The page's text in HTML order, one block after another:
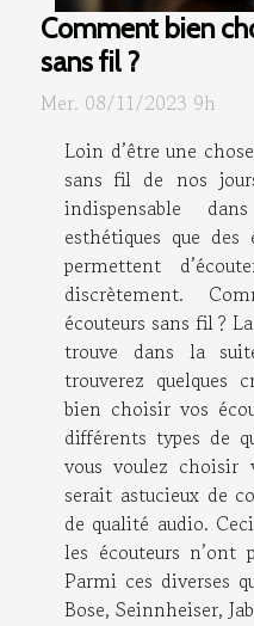
Comment bien
sans fil ?
Mer. 08/11/2023 9h
Loin d’être une
sans fil de nos
indispensable
esthétiques que
permettent
discrètement.
écouteurs sans fil ?
trouve dans la
trouverez quelques
bien choisir vos
différents types de
vous voulez choisir
serait astucieux de
de qualité audio.
les écouteurs n’ont
Parmi ces diverses
Bose, Seinnheiser,